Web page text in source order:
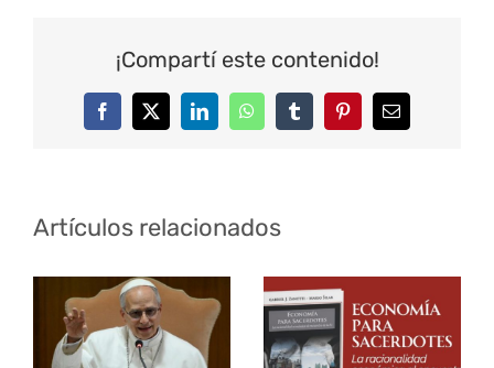
¡Compartí este contenido!
FacebookTwitterLinkedInWhatsAppTumblrPinterestCorreo
electrónico
Artículos relacionados